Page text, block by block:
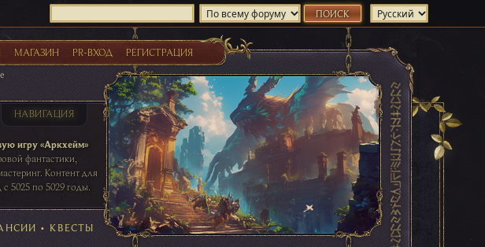
МАГАЗИН PR-ВХОД РЕГИСТРАЦИЯ
НАВИГАЦИЯ
игру «Аркхейм»
фантастики,
Контент для
5025 по 5029 годы.
24 ПОСТОВ
• КВЕСТЫ